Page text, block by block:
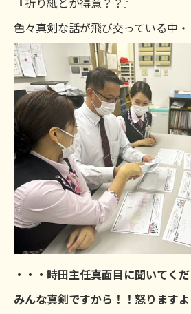
色々真剣な話が飛び交っている中・
・・・時田主任真面目に聞いてくだ
みんな真剣ですから！！怒りますよ